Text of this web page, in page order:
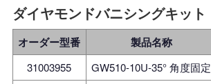
ダイヤモンドバニシングキット
オーダー型番 製品名称
31003955 GW510-10U-35° 角度固定